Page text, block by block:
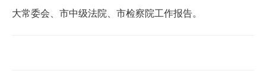
大常委会、市中级法院、市检察院工作报告。